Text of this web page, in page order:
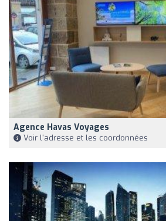
Agence Havas Voyages
Voir l'adresse et les coordonnées